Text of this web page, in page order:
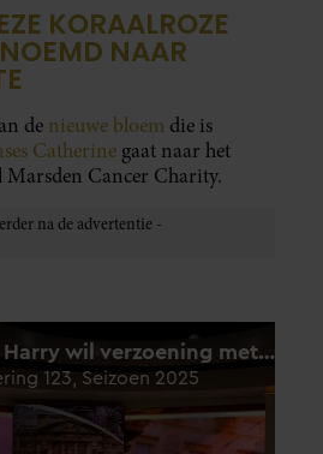
KORAALROZE
NAAR
de nieuwe bloem die is
Catherine gaat naar het
Marsden Cancer Charity.